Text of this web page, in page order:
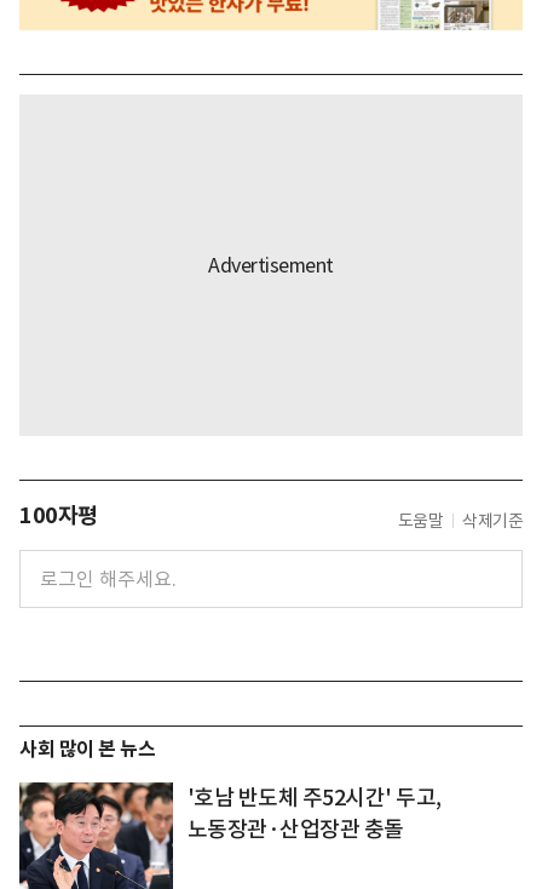
100자평 도움말 삭제기준
사회 많이 본 뉴스
'호남 반도체 주52시간' 두고,
노동장관·산업장관 충돌